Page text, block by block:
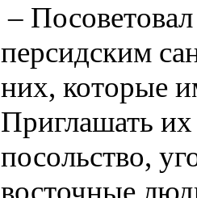
–
персидским
них, которые
Приглашать
посольство,